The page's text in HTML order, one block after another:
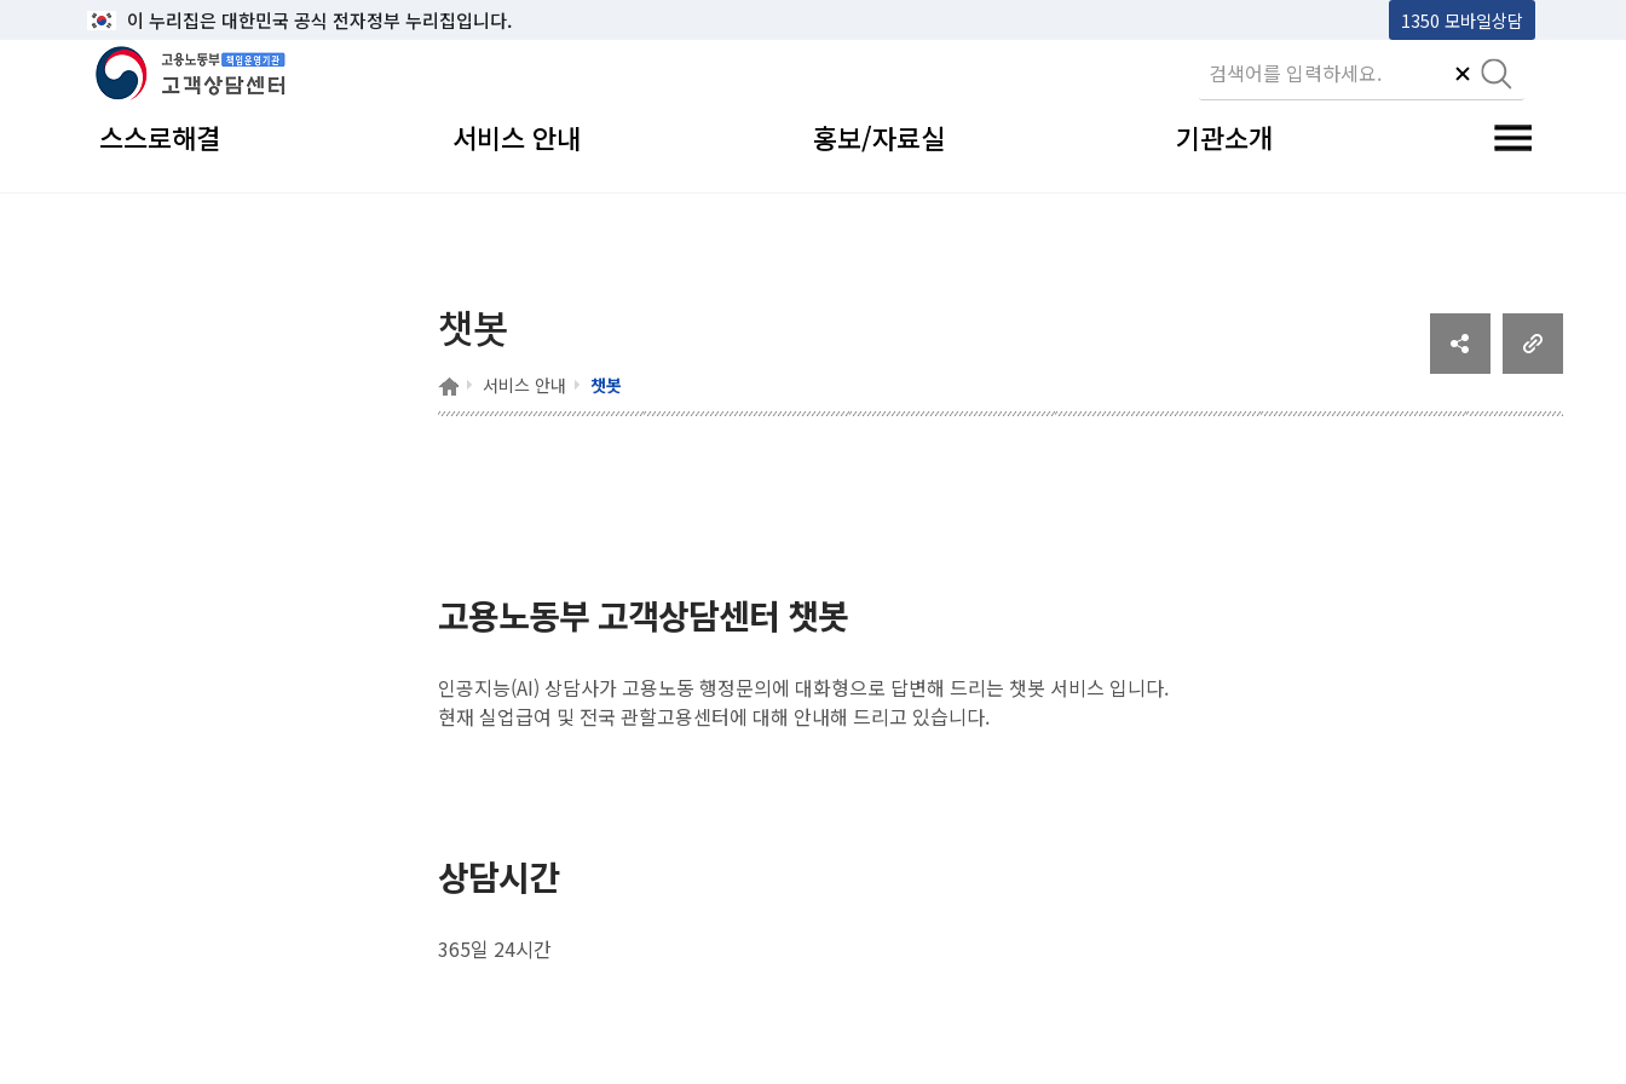
이 누리집은 대한민국 공식 전자정부 누리집입니다. 1350 모바일상담
고용노동부 책임운영기관 고객상담센터
스스로해결 서비스 안내 홍보/자료실 기관소개 전체메뉴 토글
챗봇
홈 서비스 안내 챗봇
고용노동부 고객상담센터 챗봇
인공지능(AI) 상담사가 고용노동 행정문의에 대화형으로 답변해 드리는 챗봇 서비스 입니다.
현재 실업급여 및 전국 관할고용센터에 대해 안내해 드리고 있습니다.
상담시간
365일 24시간